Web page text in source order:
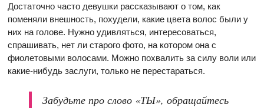
Достаточно часто девушки рассказывают о том, как
поменяли внешность, похудели, какие цвета волос были у
них на голове. Нужно удивляться, интересоваться,
спрашивать, нет ли старого фото, на котором она с
фиолетовыми волосами. Можно похвалить за силу воли или
какие-нибудь заслуги, только не перестараться.
Забудьте про слово «ТЫ», обращайтесь